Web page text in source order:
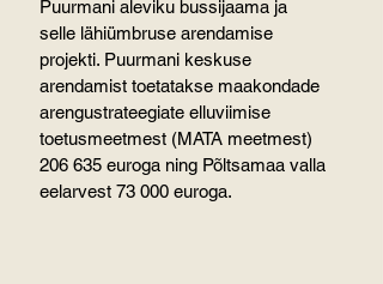
Puurmani aleviku bussijaama ja
selle lähiümbruse arendamise
projekti. Puurmani keskuse
arendamist toetatakse maakondade
arengustrateegiate elluviimise
toetusmeetmest (MATA meetmest)
206 635 euroga ning Põltsamaa valla
eelarvest 73 000 euroga.